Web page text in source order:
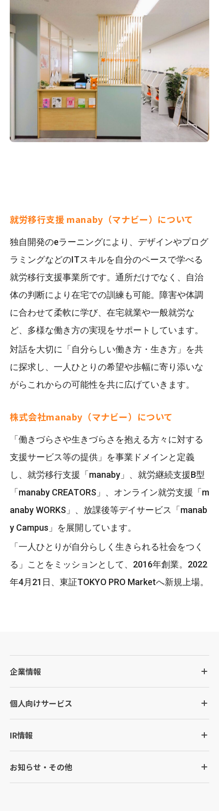
就労移行支援 manaby（マナビー）について
独自開発のeラーニングにより、デザインやプログ
ラミングなどのITスキルを自分のペースで学べる
就労移行支援事業所です。通所だけでなく、自治
体の判断により在宅での訓練も可能。障害や体調
に合わせて柔軟に学び、在宅就業や一般就労な
ど、多様な働き方の実現をサポートしています。
対話を大切に「自分らしい働き方・生き方」を共
に探求し、一人ひとりの希望や歩幅に寄り添いな
がらこれからの可能性を共に広げていきます。
株式会社manaby（マナビー）について
「働きづらさや生きづらさを抱える方々に対する
支援サービス等の提供」を事業ドメインと定義
し、就労移行支援「manaby」、就労継続支援B型
「manaby CREATORS」、オンライン就労支援「m
anaby WORKS」、放課後等デイサービス「manab
y Campus」を展開しています。
「一人ひとりが自分らしく生きられる社会をつく
る」ことをミッションとして、2016年創業。2022
年4月21日、東証TOKYO PRO Marketへ新規上場。
企業情報
個人向けサービス
IR情報
お知らせ・その他